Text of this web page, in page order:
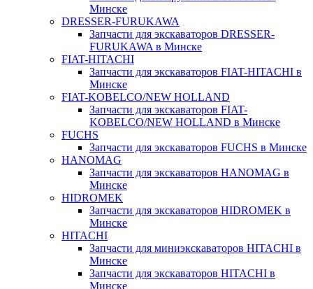
Минске
DRESSER-FURUKAWA
Запчасти для экскаваторов DRESSER-
FURUKAWA в Минске
FIAT-HITACHI
Запчасти для экскаваторов FIAT-HITACHI в
Минске
FIAT-KOBELCO/NEW HOLLAND
Запчасти для экскаваторов FIAT-
KOBELCO/NEW HOLLAND в Минске
FUCHS
Запчасти для экскаваторов FUCHS в Минске
HANOMAG
Запчасти для экскаваторов HANOMAG в
Минске
HIDROMEK
Запчасти для экскаваторов HIDROMEK в
Минске
HITACHI
Запчасти для миниэкскаваторов HITACHI в
Минске
Запчасти для экскаваторов HITACHI в
Минске